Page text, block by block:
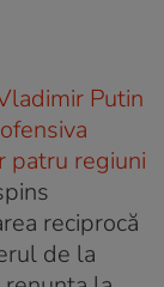
Putin
patru regiuni
reciprocă
de la